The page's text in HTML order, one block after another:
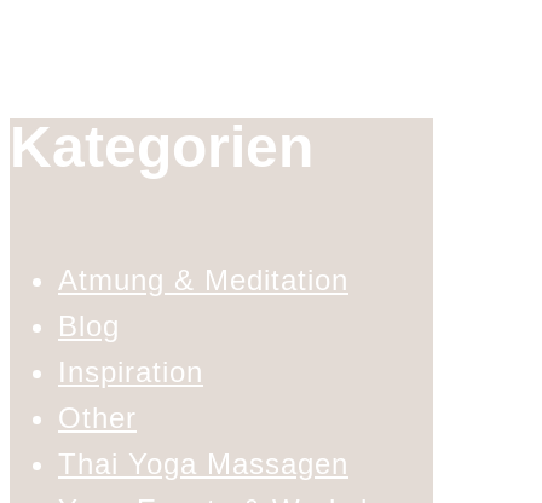
Kategorien
Atmung & Meditation
Blog
Inspiration
Other
Thai Yoga Massagen